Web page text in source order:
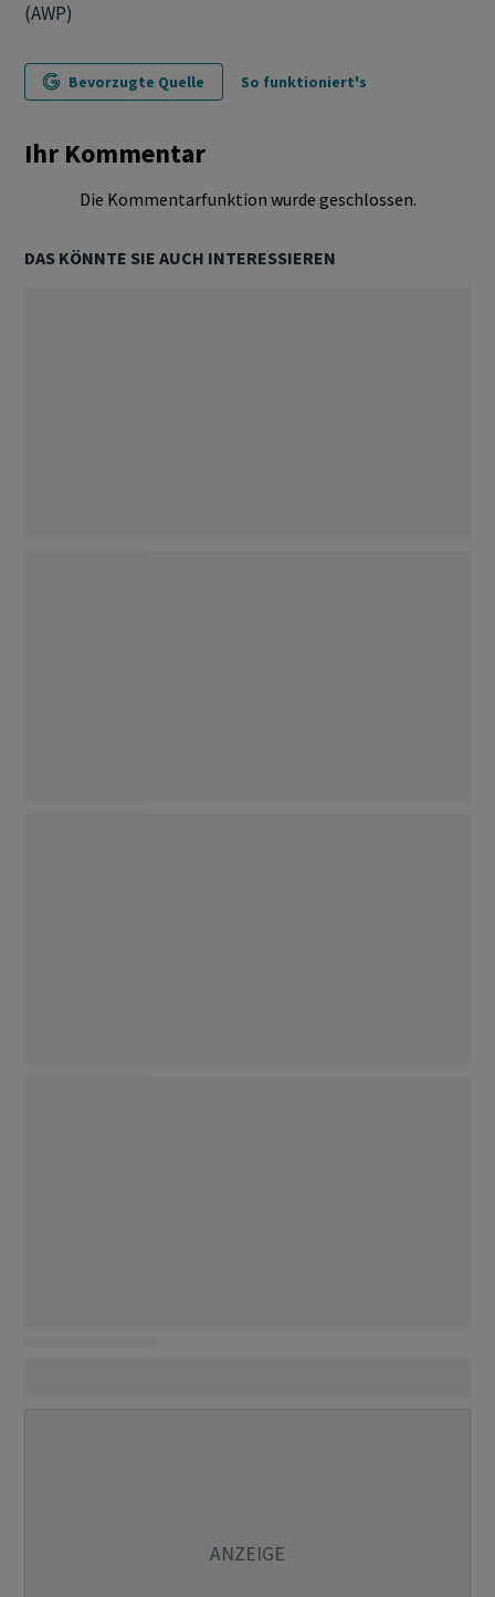
(AWP)
Bevorzugte Quelle So funktioniert's
Ihr Kommentar
Die Kommentarfunktion wurde geschlossen.
DAS KÖNNTE SIE AUCH INTERESSIEREN